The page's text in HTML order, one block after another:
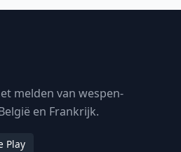
melden van wespen-
en Frankrijk.
Play